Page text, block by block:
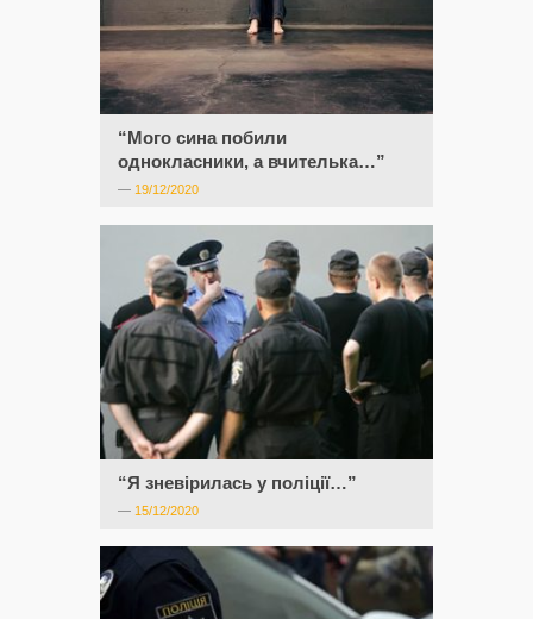
“Мого сина побили
однокласники, а вчителька…”
— 19/12/2020
“Я зневірилась у поліції…”
— 15/12/2020